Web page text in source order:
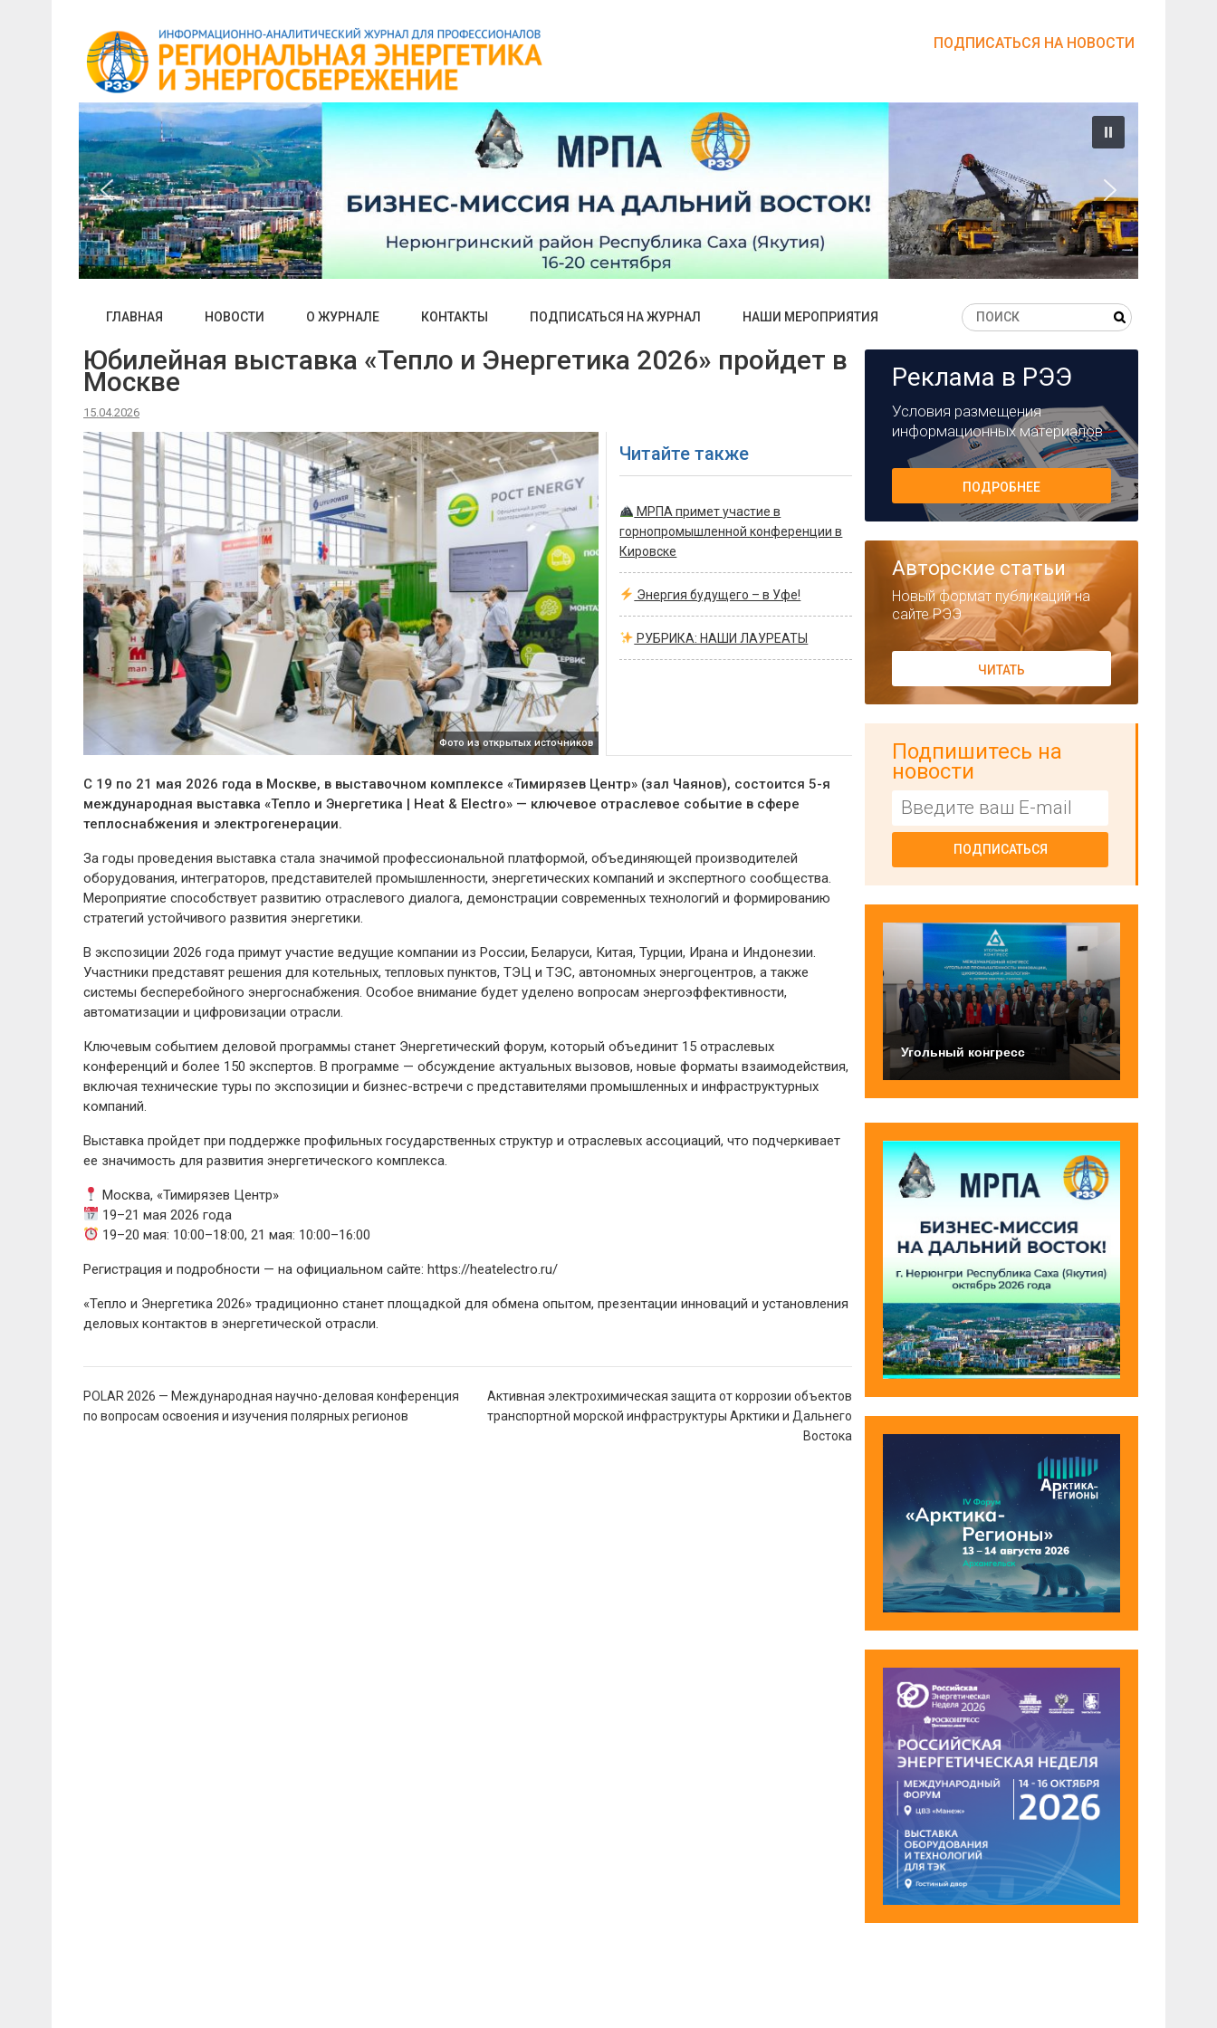
ПОДПИСАТЬСЯ НА НОВОСТИ
ГЛАВНАЯ НОВОСТИ О ЖУРНАЛЕ КОНТАКТЫ ПОДПИСАТЬСЯ НА ЖУРНАЛ НАШИ МЕРОПРИЯТИЯ
Юбилейная выставка «Тепло и Энергетика 2026» пройдет в
Москве
15.04.2026
Фото из открытых источников
Читайте также
МРПА примет участие в
горнопромышленной конференции в
Кировске
Энергия будущего – в Уфе!
РУБРИКА: НАШИ ЛАУРЕАТЫ
С 19 по 21 мая 2026 года в Москве, в выставочном комплексе «Тимирязев Центр» (зал Чаянов), состоится 5-я
международная выставка «Тепло и Энергетика | Heat & Electro» — ключевое отраслевое событие в сфере
теплоснабжения и электрогенерации.
За годы проведения выставка стала значимой профессиональной платформой, объединяющей производителей
оборудования, интеграторов, представителей промышленности, энергетических компаний и экспертного сообщества.
Мероприятие способствует развитию отраслевого диалога, демонстрации современных технологий и формированию
стратегий устойчивого развития энергетики.
В экспозиции 2026 года примут участие ведущие компании из России, Беларуси, Китая, Турции, Ирана и Индонезии.
Участники представят решения для котельных, тепловых пунктов, ТЭЦ и ТЭС, автономных энергоцентров, а также
системы бесперебойного энергоснабжения. Особое внимание будет уделено вопросам энергоэффективности,
автоматизации и цифровизации отрасли.
Ключевым событием деловой программы станет Энергетический форум, который объединит 15 отраслевых
конференций и более 150 экспертов. В программе — обсуждение актуальных вызовов, новые форматы взаимодействия,
включая технические туры по экспозиции и бизнес-встречи с представителями промышленных и инфраструктурных
компаний.
Выставка пройдет при поддержке профильных государственных структур и отраслевых ассоциаций, что подчеркивает
ее значимость для развития энергетического комплекса.
Москва, «Тимирязев Центр»
19–21 мая 2026 года
19–20 мая: 10:00–18:00, 21 мая: 10:00–16:00
Регистрация и подробности — на официальном сайте: https://heatelectro.ru/
«Тепло и Энергетика 2026» традиционно станет площадкой для обмена опытом, презентации инноваций и установления
деловых контактов в энергетической отрасли.
Навигация
по
POLAR 2026 — Международная научно-деловая конференция
по вопросам освоения и изучения полярных регионов
Активная электрохимическая защита от коррозии объектов
транспортной морской инфраструктуры Арктики и Дальнего
Востока
Реклама в РЭЭ
Условия размещения
информационных материалов
ПОДРОБНЕЕ
Авторские статьи
Новый формат публикаций на
сайте РЭЭ
ЧИТАТЬ
Подпишитесь на
новости
ПОДПИСАТЬСЯ
Угольный конгресс